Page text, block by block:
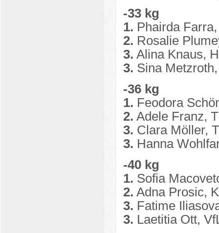
-33 kg
1. Phairda
2. Rosalie
3. Alina Knaus,
3. Sina
-36 kg
1. Feodora
2. Adele Franz,
3. Clara Möller,
3. Hanna
-40 kg
1. Sofia
2. Adna Prosic,
3. Fatime
3. Laetitia Ott,